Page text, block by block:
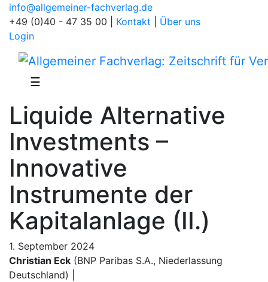
info@allgemeiner-fachverlag.de
+49 (0)40 - 47 35 00
Kontakt
Über uns
Login
☰
Liquide Alternative
Investments –
Innovative
Instrumente der
Kapitalanlage (II.)
1. September 2024
Christian Eck (BNP Paribas S.A., Niederlassung
Deutschland) |